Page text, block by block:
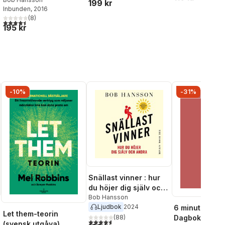
röster:
Inbunden, 2016
4,5utav 5 stjärnor. Totalt antal röster:
(8)
195 kr
199 kr
-10%
Let them-teorin
Snällast vinner : hur
du höjer dig själv och
andra
Bob Hansson
Ljudbok 2024
4,6utav 5 stjärnor. Totalt antal röster:
(88)
-31%
6 minuter om
Dagbok för